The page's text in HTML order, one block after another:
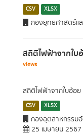
CSV XLSX
กองยุทธศาสตร์แ
สถิติไฟฟ้าจากใบ
views
สถิติไฟฟ้าจากใบอ้อย
CSV XLSX
กองอุตสาหกรรม
25 เมษายน 2567